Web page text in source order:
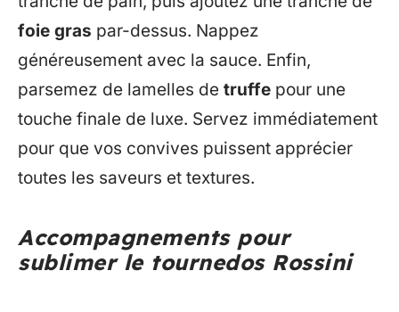
foie gras par-dessus. Nappez
généreusement avec la sauce. Enfin,
parsemez de lamelles de truffe pour une
touche finale de luxe. Servez immédiatement
pour que vos convives puissent apprécier
toutes les saveurs et textures.
Accompagnements pour
sublimer le tournedos Rossini